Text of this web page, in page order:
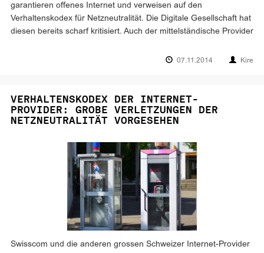
garantieren offenes Internet und verweisen auf den
Verhaltenskodex für Netzneutralität. Die Digitale Gesellschaft hat
diesen bereits scharf kritisiert. Auch der mittelständische Provider
07.11.2014 Kire
VERHALTENSKODEX DER INTERNET-
PROVIDER: GROBE VERLETZUNGEN DER
NETZNEUTRALITÄT VORGESEHEN
Swisscom und die anderen grossen Schweizer Internet-Provider